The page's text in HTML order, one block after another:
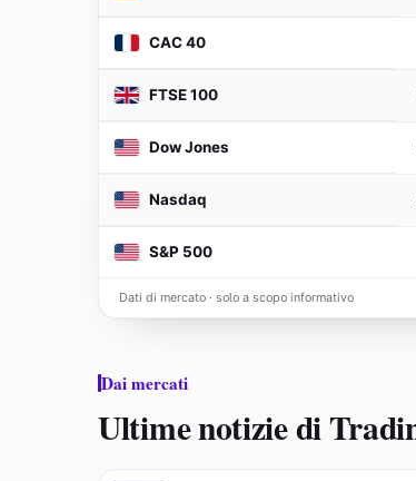
CAC 40
FTSE 100
Dow Jones
Nasdaq
S&P 500
Dati di mercato · solo a scopo informativo
Dai mercati
Ultime notizie di